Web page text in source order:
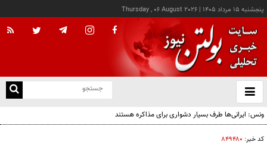
پنجشنبه ۱۵ مرداد ۱۴۰۵ |
Thursday , 06 August 2026
باز
و
کد خبر: ۸۴۹۴۸۰